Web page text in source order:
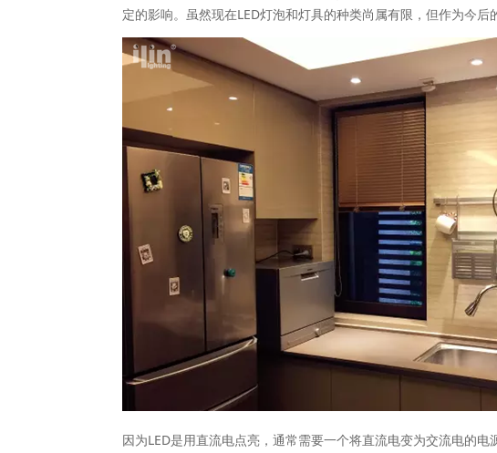
定的影响。虽然现在LED灯泡和灯具的种类尚属有限，但作为今后
因为LED是用直流电点亮，通常需要一个将直流电变为交流电的